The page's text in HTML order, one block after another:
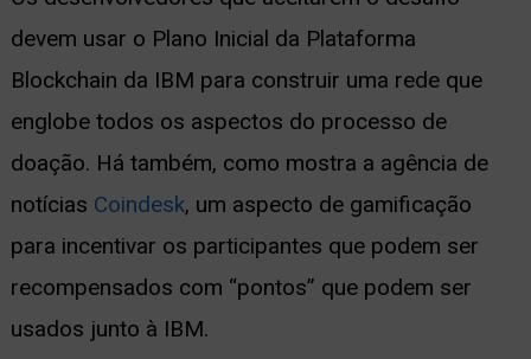
devem usar o Plano Inicial da Plataforma
Blockchain da IBM para construir uma rede que
englobe todos os aspectos do processo de
doação. Há também, como mostra a agência de
notícias Coindesk, um aspecto de gamificação
para incentivar os participantes que podem ser
recompensados com “pontos” que podem ser
usados junto à IBM.